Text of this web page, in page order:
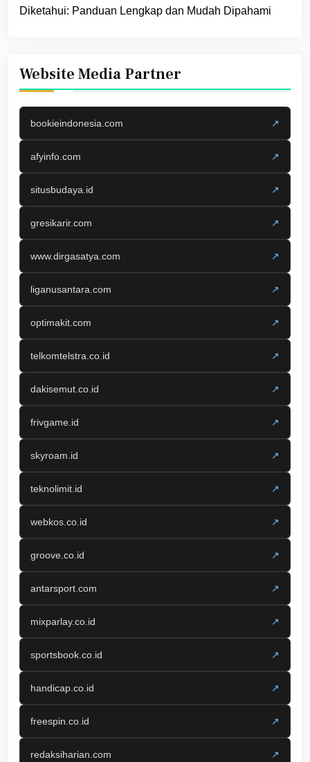
Diketahui: Panduan Lengkap dan Mudah Dipahami
Website Media Partner
bookieindonesia.com ↗
afyinfo.com ↗
situsbudaya.id ↗
gresikarir.com ↗
www.dirgasatya.com ↗
liganusantara.com ↗
optimakit.com ↗
telkomtelstra.co.id ↗
dakisemut.co.id ↗
frivgame.id ↗
skyroam.id ↗
teknolimit.id ↗
webkos.co.id ↗
groove.co.id ↗
antarsport.com ↗
mixparlay.co.id ↗
sportsbook.co.id ↗
handicap.co.id ↗
freespin.co.id ↗
redaksiharian.com ↗